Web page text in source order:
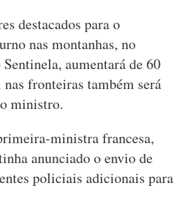
destacados para o
nas montanhas, no
aumentará de 60
nas fronteiras também será
ministro.
ministra francesa,
anunciado o envio de
policiais adicionais para